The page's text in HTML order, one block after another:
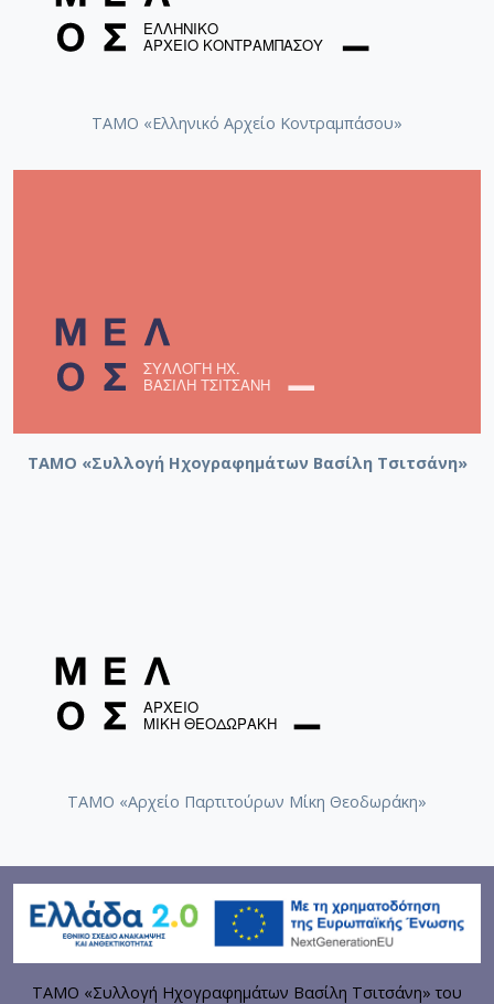
ΤΑΜΟ «Ελληνικό Αρχείο Κοντραμπάσου»
ΤΑΜΟ «Συλλογή Ηχογραφημάτων Βασίλη Τσιτσάνη»
ΤΑΜΟ «Αρχείο Παρτιτούρων Μίκη Θεοδωράκη»
ΤΑΜΟ «Συλλογή Ηχογραφημάτων Βασίλη Τσιτσάνη» του